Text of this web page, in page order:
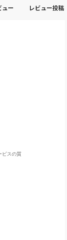
ュー レビュー投稿